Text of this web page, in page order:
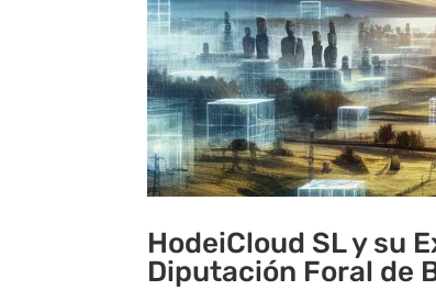
HodeiCloud SL y su
Diputación Foral de